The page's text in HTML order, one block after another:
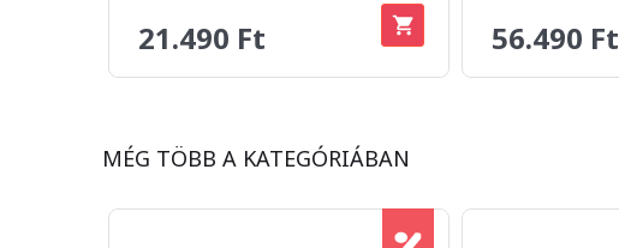
21.490 Ft 56.490 Ft
MÉG TÖBB A KATEGÓRIÁBAN